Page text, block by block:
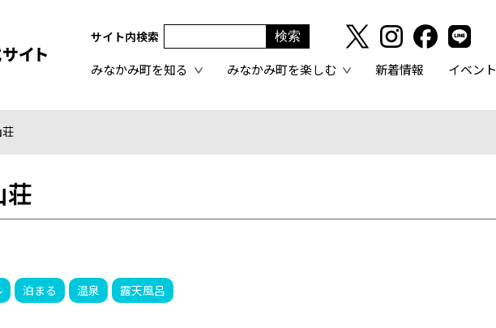
サイト内検索
みなかみ町を知る みなかみ町を楽しむ 新着情報 イベント
泊まる 温泉 露天風呂